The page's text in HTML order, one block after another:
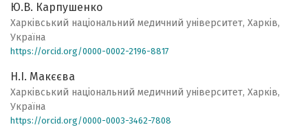
Ю.В. Карпушенко
Харківський національний медичний університет, Харків,
Україна
https://orcid.org/0000-0002-2196-8817
Н.І. Макєєва
Харківський національний медичний університет, Харків,
Україна
https://orcid.org/0000-0003-3462-7808